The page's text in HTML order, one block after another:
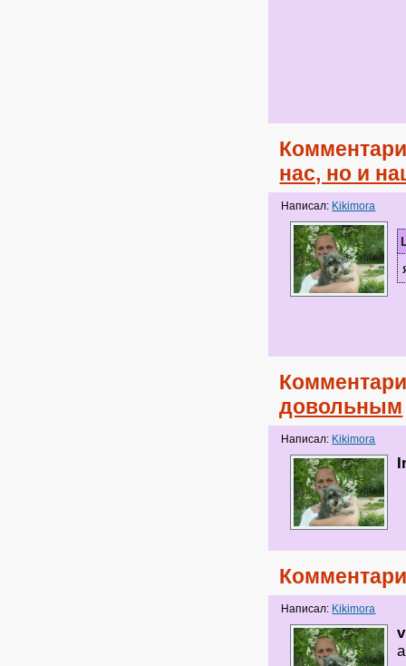
нас, но и
Написал: Kikimora
довольным
Написал: Kikimora
Написал: Kikimora